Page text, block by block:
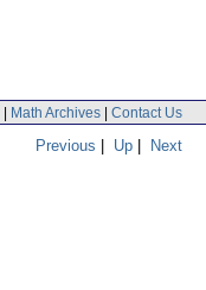
| Math Archives | Contact Us
Previous | Up | Next